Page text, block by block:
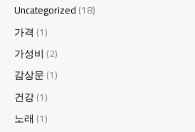
Uncategorized(18)
가격 (1)
가성비 (2)
감상문(1)
건강(1)
노래 (1)